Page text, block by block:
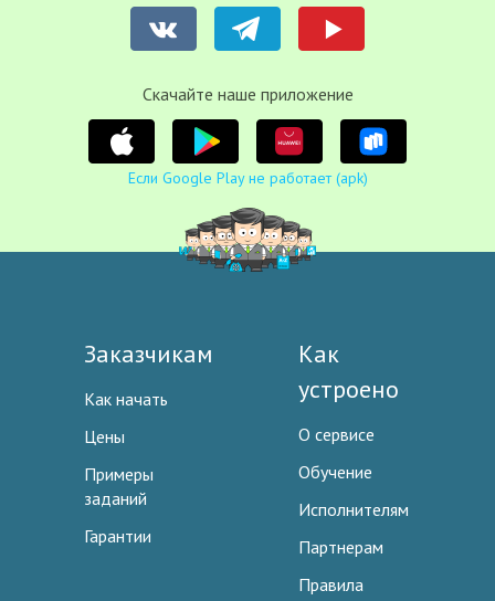
Cкачайте наше приложение
Если Google Play не работает (apk)
Заказчикам
Как начать
Цены
Примеры
заданий
Гарантии
Как
устроено
О сервисе
Обучение
Исполнителям
Партнерам
Правила